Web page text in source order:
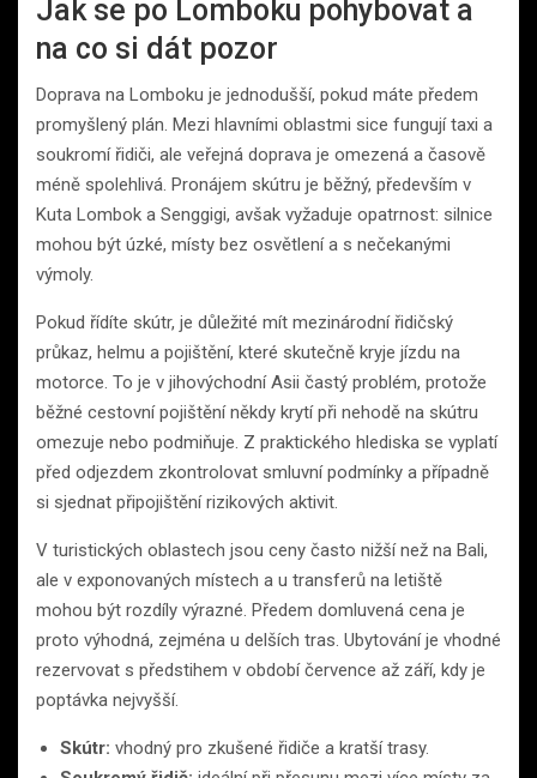
Jak se po Lomboku pohybovat a
na co si dát pozor
Doprava na Lomboku je jednodušší, pokud máte předem
promyšlený plán. Mezi hlavními oblastmi sice fungují taxi a
soukromí řidiči, ale veřejná doprava je omezená a časově
méně spolehlivá. Pronájem skútru je běžný, především v
Kuta Lombok a Senggigi, avšak vyžaduje opatrnost: silnice
mohou být úzké, místy bez osvětlení a s nečekanými
výmoly.
Pokud řídíte skútr, je důležité mít mezinárodní řidičský
průkaz, helmu a pojištění, které skutečně kryje jízdu na
motorce. To je v jihovýchodní Asii častý problém, protože
běžné cestovní pojištění někdy krytí při nehodě na skútru
omezuje nebo podmiňuje. Z praktického hlediska se vyplatí
před odjezdem zkontrolovat smluvní podmínky a případně
si sjednat připojištění rizikových aktivit.
V turistických oblastech jsou ceny často nižší než na Bali,
ale v exponovaných místech a u transferů na letiště
mohou být rozdíly výrazné. Předem domluvená cena je
proto výhodná, zejména u delších tras. Ubytování je vhodné
rezervovat s předstihem v období července až září, kdy je
poptávka nejvyšší.
Skútr: vhodný pro zkušené řidiče a kratší trasy.